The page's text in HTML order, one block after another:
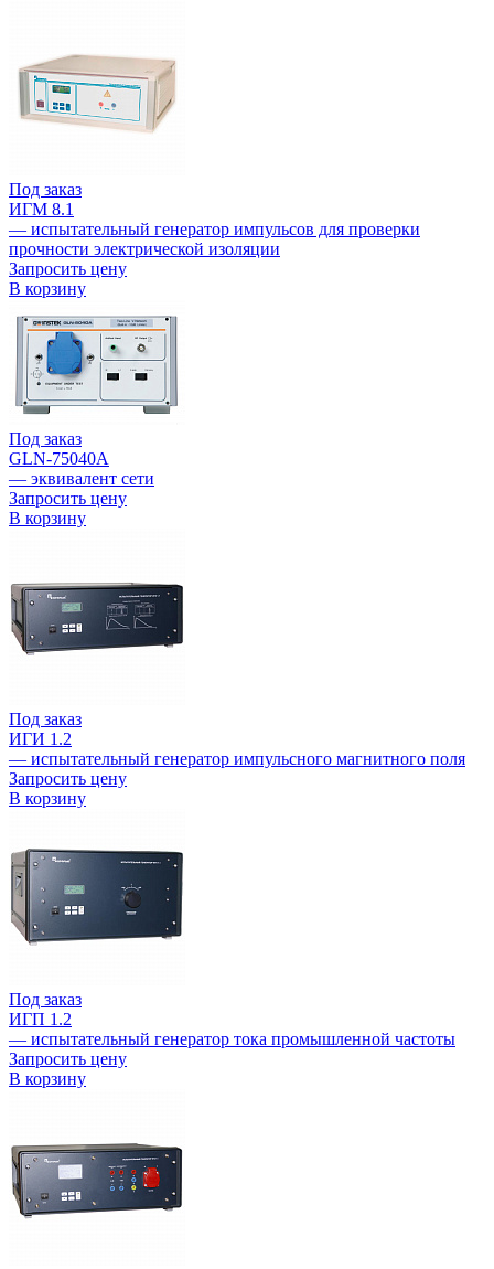
Под заказ
ИГМ 8.1
— испытательный генератор импульсов для проверки
прочности электрической изоляции
Запросить цену
В корзину
Под заказ
GLN-75040A
— эквивалент сети
Запросить цену
В корзину
Под заказ
ИГИ 1.2
— испытательный генератор импульсного магнитного поля
Запросить цену
В корзину
Под заказ
ИГП 1.2
— испытательный генератор тока промышленной частоты
Запросить цену
В корзину